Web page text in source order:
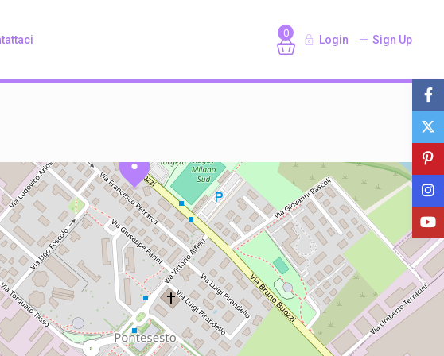
0
Login Sign Up